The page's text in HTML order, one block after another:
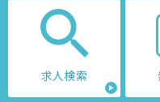
求人検索